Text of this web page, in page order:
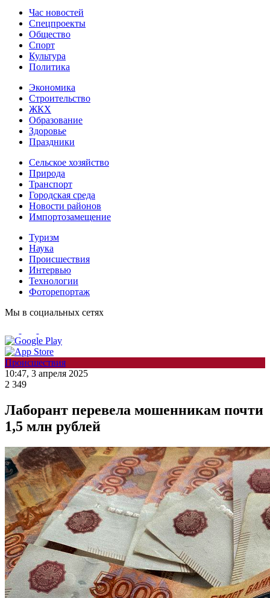
Час новостей
Спецпроекты
Общество
Спорт
Культура
Политика
Экономика
Строительство
ЖКХ
Образование
Здоровье
Праздники
Сельское хозяйство
Природа
Транспорт
Городская среда
Новости районов
Импортозамещение
Туризм
Наука
Происшествия
Интервью
Технологии
Фоторепортаж
Мы в социальных сетях
Происшествия
10:47, 3 апреля 2025
2 349
Лаборант перевела мошенникам почти
1,5 млн рублей